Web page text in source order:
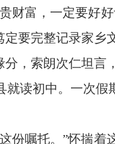
财富，一定要好
要完整记录家乡
，索朗次仁坦言
就读初中。一次
份嘱托。”怀揣